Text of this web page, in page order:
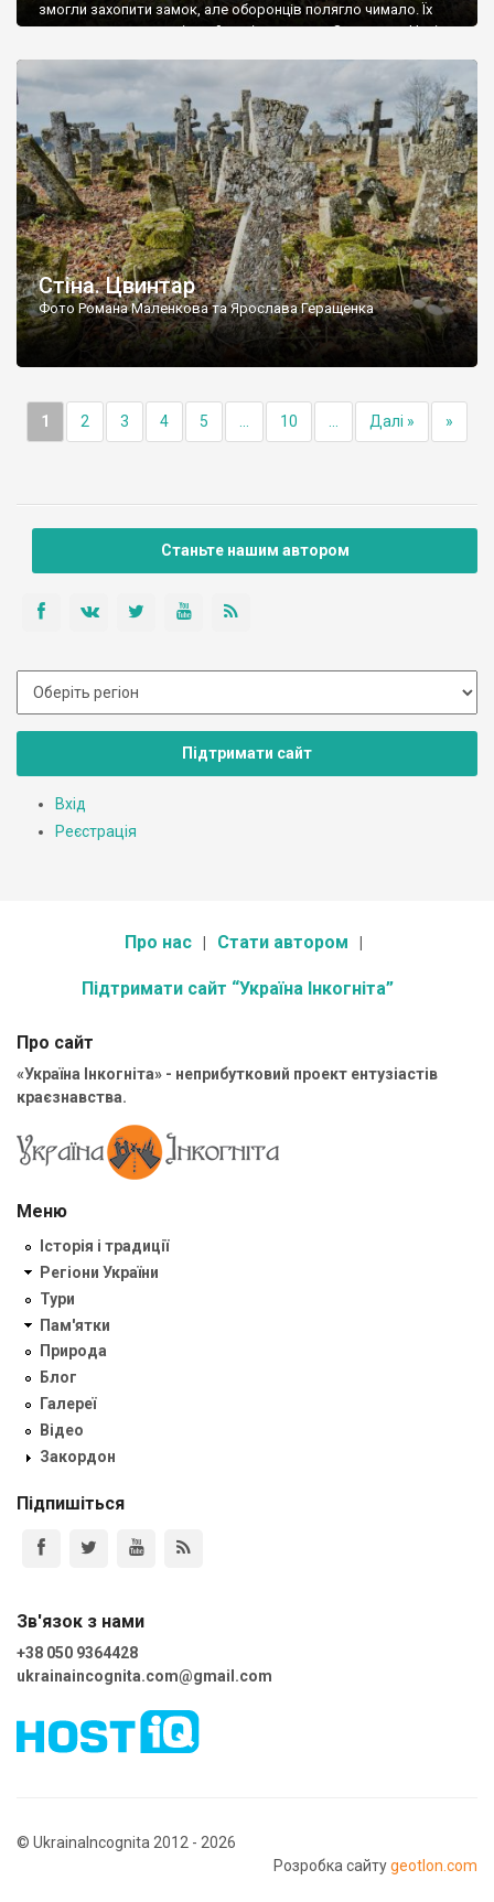
змогли захопити замок, але оборонців полягло чимало. Їх
поховали на цвинтарі, який тоді називався Замковим. Нині на
ньому чимало хрестів 19 століття, є такі, де епітафії стер […]
Стіна. Цвинтар
Фото Романа Маленкова та Ярослава Геращенка
1 2 3 4 5 10 Далі » »
Станьте нашим автором
Підтримати сайт
Вхід
Реєстрація
Про нас Стати автором
Підтримати сайт “Україна Інкогніта”
Про сайт
«Україна Інкогніта» - неприбутковий проект ентузіастів
краєзнавства.
Меню
Історія і традиції
Регіони України
Тури
Пам'ятки
Природа
Блог
Галереї
Відео
Закордон
Підпишіться
Зв'язок з нами
+38 050 9364428
ukrainaincognita.com@gmail.com
© UkrainaIncognita 2012 - 2026
Розробка сайтуgeotlon.com